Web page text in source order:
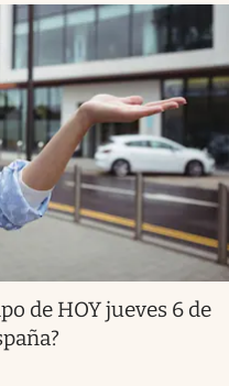
de HOY jueves 6 de